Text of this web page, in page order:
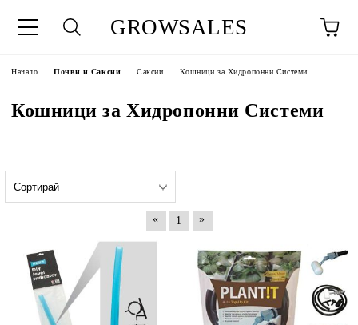
GROWSALES
Начало Почви и Саксии Саксии Кошници за Хидропонни Системи
Кошници за Хидропонни Системи
« 1 »